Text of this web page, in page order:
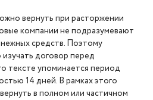
вернуть при расторжении
компании не подразумевают
средств. Поэтому
договор перед
тексте упоминается период
14 дней. В рамках этого
в полном или частичном